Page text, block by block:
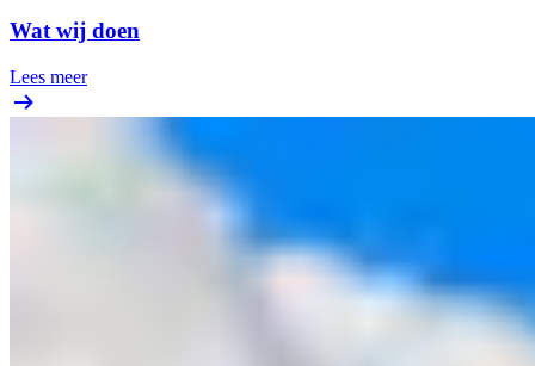
Wat wij doen
Lees meer